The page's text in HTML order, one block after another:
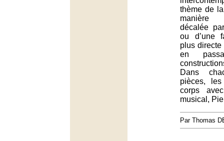
thème de
manière
décalée
ou d’une
plus
en
Dans
pièces,
corps
musical,
Par Thomas